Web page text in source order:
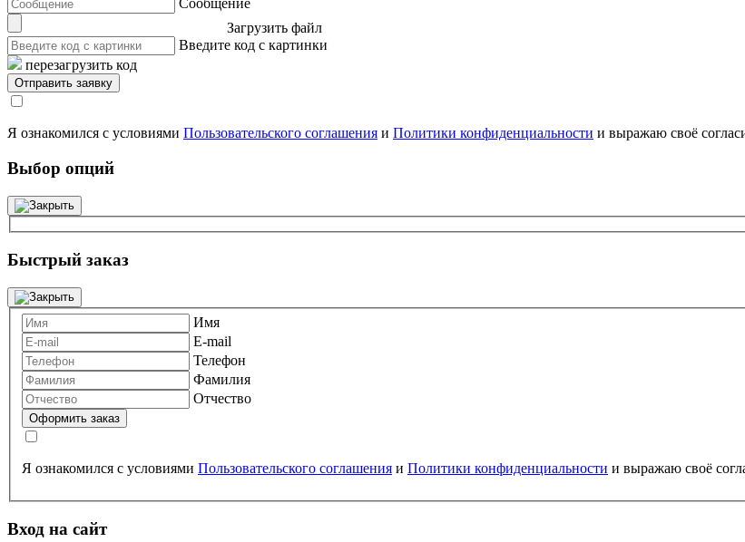
Сообщение
Загрузить файл
Введите код с картинки
перезагрузить код
Я ознакомился с условиями Пользовательского соглашения и Политики конфиденциальности и выражаю своё
Выбор опций
Быстрый заказ
Имя
E-mail
Телефон
Фамилия
Отчество
Я ознакомился с условиями Пользовательского соглашения и Политики конфиденциальности и выражаю своё
Вход на сайт